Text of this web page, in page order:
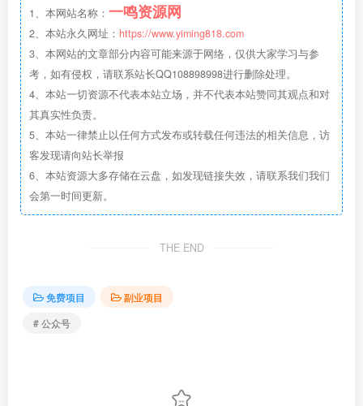
1、本网站名称： 一鸣资源网
2、本站永久网址： https://www.yiming818.com
3、本网站的文章部分内容可能来源于网络，仅供大家学习与参
考，如有侵权，请联系站长QQ108898998进行删除处理。
4、本站一切资源不代表本站立场，并不代表本站赞同其观点和对
其真实性负责。
5、本站一律禁止以任何方式发布或转载任何违法的相关信息，访
客发现请向站长举报
6、本站资源大多存储在云盘，如发现链接失效，请联系我们我们
会第一时间更新。
THE END
免费项目
副业项目
# 公众号